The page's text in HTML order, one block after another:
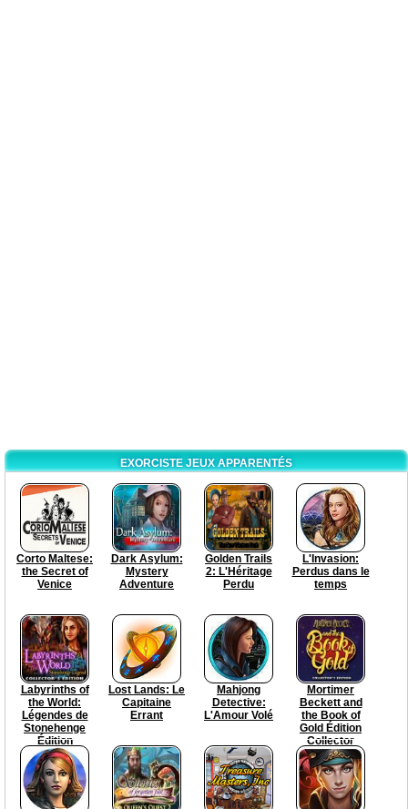
EXORCISTE JEUX APPARENTÉS
Corto Maltese:
the Secret of
Venice
Dark Asylum:
Mystery
Adventure
Golden Trails
2: L'Héritage
Perdu
L'Invasion:
Perdus dans le
temps
Labyrinths of
the World:
Légendes de
Stonehenge
Édition
Collector
Lost Lands: Le
Capitaine
Errant
Mahjong
Detective:
L'Amour Volé
Mortimer
Beckett and
the Book of
Gold Édition
Collector